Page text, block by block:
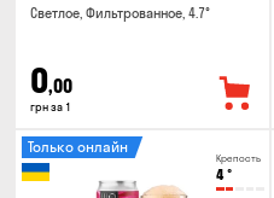
Светлое, Фильтрованное, 4.7°
0,00
грн за 1
Крепость
4°
Только онлайн